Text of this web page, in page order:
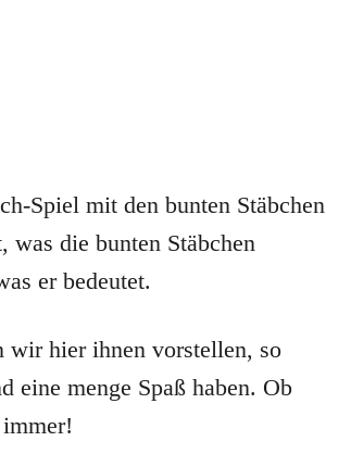
Spiel mit den bunten Stäbchen
was die bunten Stäbchen
er bedeutet.
wir hier ihnen vorstellen, so
eine menge Spaß haben. Ob